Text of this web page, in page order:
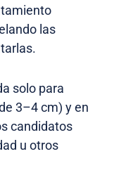
las
solo para
3–4 cm) y en
candidatos
u otros